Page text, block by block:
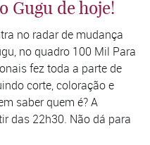
Gugu de hoje!
no radar de mudança
no quadro 100 Mil Para
fez toda a parte de
corte, coloração e
saber quem é? A
das 22h30. Não dá para